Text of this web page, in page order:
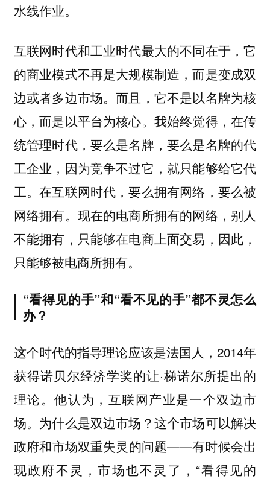
水线作业。
互联网时代和工业时代最大的不同在于，它
的商业模式不再是大规模制造，而是变成双
边或者多边市场。而且，它不是以名牌为核
心，而是以平台为核心。我始终觉得，在传
统管理时代，要么是名牌，要么是名牌的代
工企业，因为竞争不过它，就只能够给它代
工。在互联网时代，要么拥有网络，要么被
网络拥有。现在的电商所拥有的网络，别人
不能拥有，只能够在电商上面交易，因此，
只能够被电商所拥有。
“看得见的手”和“看不见的手”都不灵怎么
办？
这个时代的指导理论应该是法国人，2014年
获得诺贝尔经济学奖的让·梯诺尔所提出的
理论。他认为，互联网产业是一个双边市
场。为什么是双边市场？这个市场可以解决
政府和市场双重失灵的问题——有时候会出
现政府不灵，市场也不灵了，“看得见的